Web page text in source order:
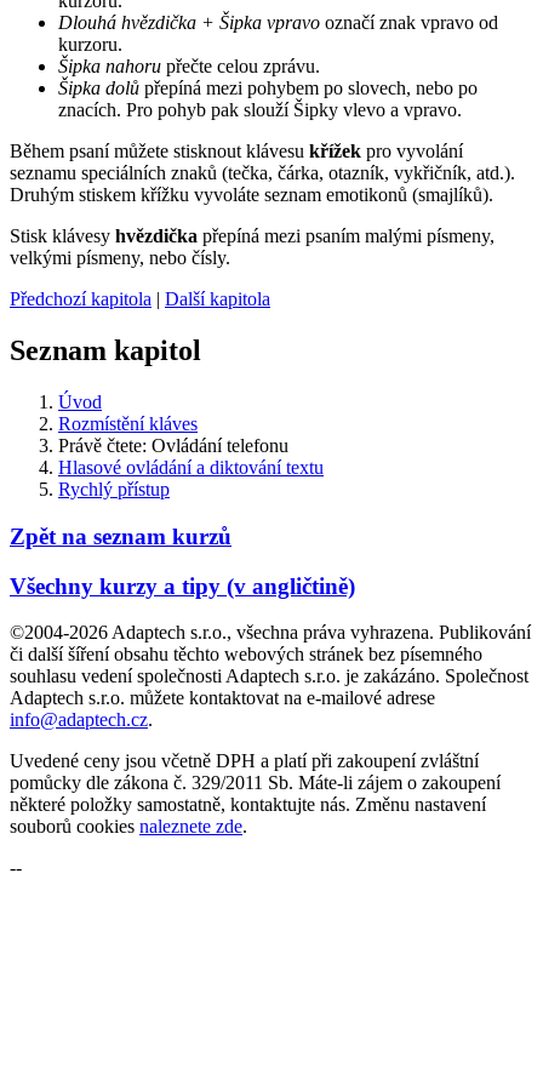
Dlouhá hvězdička + Šipka vpravo označí znak vpravo od
kurzoru.
Šipka nahoru přečte celou zprávu.
Šipka dolů přepíná mezi pohybem po slovech, nebo po
znacích. Pro pohyb pak slouží Šipky vlevo a vpravo.
Během psaní můžete stisknout klávesu křížek pro vyvolání
seznamu speciálních znaků (tečka, čárka, otazník, vykřičník, atd.).
Druhým stiskem křížku vyvoláte seznam emotikonů (smajlíků).
Stisk klávesy hvězdička přepíná mezi psaním malými písmeny,
velkými písmeny, nebo čísly.
Předchozí kapitola
Další kapitola
Seznam kapitol
Úvod
Rozmístění kláves
Právě čtete: Ovládání telefonu
Hlasové ovládání a diktování textu
Rychlý přístup
Zpět na seznam kurzů
Všechny kurzy a tipy (v angličtině)
©2004-2026 Adaptech s.r.o., všechna práva vyhrazena. Publikování
či další šíření obsahu těchto webových stránek bez písemného
souhlasu vedení společnosti Adaptech s.r.o. je zakázáno. Společnost
Adaptech s.r.o. můžete kontaktovat na e-mailové adrese
info@adaptech.cz.
Uvedené ceny jsou včetně DPH a platí při zakoupení zvláštní
pomůcky dle zákona č. 329/2011 Sb. Máte-li zájem o zakoupení
některé položky samostatně, kontaktujte nás. Změnu nastavení
souborů cookies naleznete zde.
--